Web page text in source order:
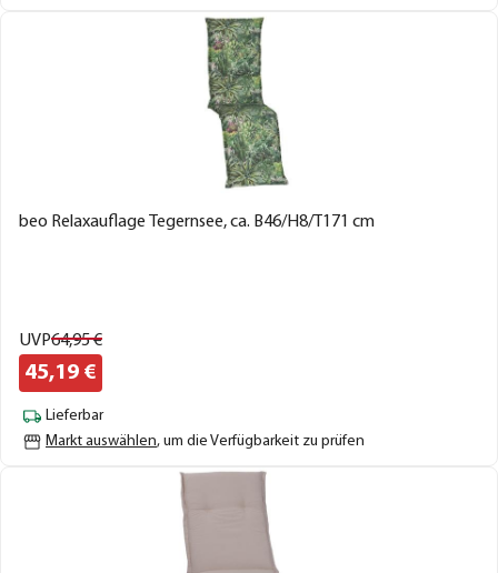
beo Relaxauflage Tegernsee, ca. B46/H8/T171 cm
UVP64,95€
45,19 €
Lieferbar
Markt auswählen, um die Verfügbarkeit zu prüfen